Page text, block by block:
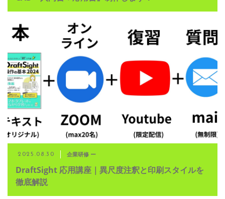
2025.08.30 企業研修 ー
DraftSight 応用講座｜異尺度注釈と印刷スタイルを
徹底解説